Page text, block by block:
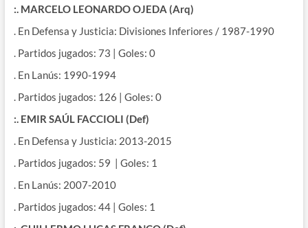
:. MARCELO LEONARDO OJEDA (Arq)
. En Defensa y Justicia: Divisiones Inferiores / 1987-1990
. Partidos jugados: 73 | Goles: 0
. En Lanús: 1990-1994
. Partidos jugados: 126 | Goles: 0
:. EMIR SAÚL FACCIOLI (Def)
. En Defensa y Justicia: 2013-2015
. Partidos jugados: 59 | Goles: 1
. En Lanús: 2007-2010
. Partidos jugados: 44 | Goles: 1